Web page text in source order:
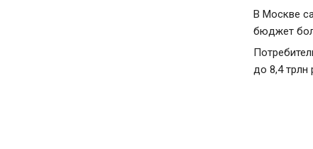
В Москве
бюджет
до 8,4 трлн